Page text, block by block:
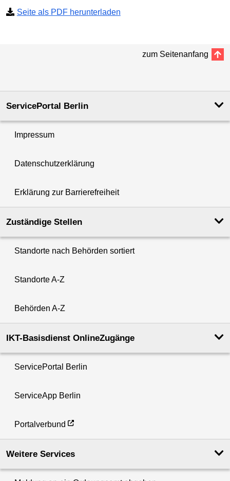
Seite als PDF herunterladen
zum Seitenanfang
ServicePortal Berlin
Impressum
Datenschutzerklärung
Erklärung zur Barrierefreiheit
Zuständige Stellen
Standorte nach Behörden sortiert
Standorte A-Z
Behörden A-Z
IKT-Basisdienst OnlineZugänge
ServicePortal Berlin
ServiceApp Berlin
Portalverbund
Weitere Services